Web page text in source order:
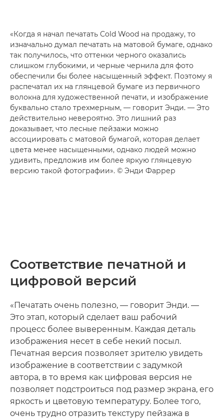
«Когда я начал печатать Cold Wood на продажу, то
изначально думал печатать на матовой бумаге, однако
так получилось, что оттенки черного оказались
слишком глубокими, и черные чернила для фото
обеспечили бы более насыщенный эффект. Поэтому я
распечатал их на глянцевой бумаге из первичного
волокна для художественной печати, и изображение
буквально стало трехмерным, — говорит Энди. — Это
действительно невероятно. Это лишний раз
доказывает, что лесные пейзажи можно
ассоциировать с матовой бумагой, которая делает
цвета менее насыщенными, однако людей можно
удивить, предложив им более яркую глянцевую
версию такой фотографии». © Энди Фаррер
Соответствие печатной и
цифровой версий
«Печатать очень полезно, — говорит Энди. —
Это этап, который сделает ваш рабочий
процесс более выверенным. Каждая деталь
изображения несет в себе некий посыл.
Печатная версия позволяет зрителю увидеть
изображение в соответствии с задумкой
автора, в то время как цифровая версия не
позволяет подстроиться под размер экрана, его
яркость и цветовую температуру. Более того,
очень трудно отразить текстуру пейзажа в